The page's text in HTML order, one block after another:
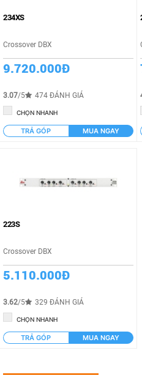
Từ 50
Từ 100
Từ 200
Từ
234XS
Crossover DBX
9.720.000Đ
3.07/5 474 ĐÁNH GIÁ
CHỌN NHANH
TRẢ GÓP MUA NGAY
223S
Crossover DBX
5.110.000Đ
3.62/5 329 ĐÁNH GIÁ
CHỌN NHANH
TRẢ GÓP MUA NGAY